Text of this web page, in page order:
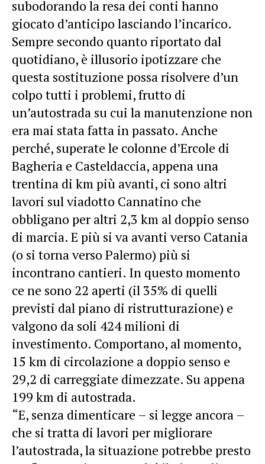
subodorando la resa dei conti hanno
giocato d’anticipo lasciando l’incarico.
Sempre secondo quanto riportato dal
quotidiano, è illusorio ipotizzare che
questa sostituzione possa risolvere d’un
colpo tutti i problemi, frutto di
un’autostrada su cui la manutenzione non
era mai stata fatta in passato. Anche
perché, superate le colonne d’Ercole di
Bagheria e Casteldaccia, appena una
trentina di km più avanti, ci sono altri
lavori sul viadotto Cannatino che
obbligano per altri 2,3 km al doppio senso
di marcia. E più si va avanti verso Catania
(o si torna verso Palermo) più si
incontrano cantieri. In questo momento
ce ne sono 22 aperti (il 35% di quelli
previsti dal piano di ristrutturazione) e
valgono da soli 424 milioni di
investimento. Comportano, al momento,
15 km di circolazione a doppio senso e
29,2 di carreggiate dimezzate. Su appena
199 km di autostrada.
“E, senza dimenticare – si legge ancora –
che si tratta di lavori per migliorare
l’autostrada, la situazione potrebbe presto